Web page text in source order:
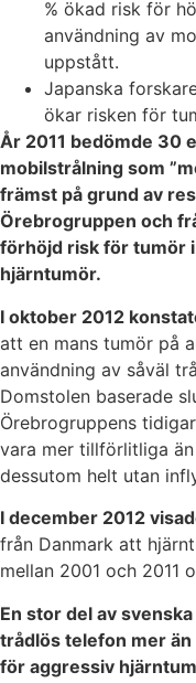
% ökad risk för
användning av
uppstått.
Japanska
ökar risken för
År 2011 bedömde 30
mobilstrålning som
främst på grund av
Örebrogruppen och
förhöjd risk för tumör
hjärntumör.
I oktober 2012
att en mans tumör på
användning av såväl
Domstolen baserade
Örebrogruppens
vara mer tillförlitliga
dessutom helt utan
I december 2012
från Danmark att
mellan 2001 och 2011
En stor del av
trådlös telefon mer
för aggressiv